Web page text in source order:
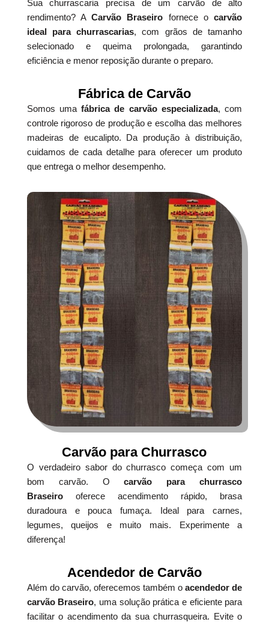
Sua churrascaria precisa de um carvão de alto
rendimento? ACarvão Braseiro fornece ocarvão
ideal para churrascarias, com grãos de tamanho
selecionado e queima prolongada, garantindo
eficiência e menor reposição durante o preparo.
Fábrica de Carvão
Somos umafábrica de carvão especializada, com
controle rigoroso de produção e escolha das melhores
madeiras de eucalipto. Da produção à distribuição,
cuidamos de cada detalhe para oferecer um produto
que entrega o melhor desempenho.
Carvão para Churrasco
O verdadeiro sabor do churrasco começa com um
bom carvão. Ocarvão para churrasco
Braseirooferece acendimento rápido, brasa
duradoura e pouca fumaça. Ideal para carnes,
legumes, queijos e muito mais. Experimente a
diferença!
Acendedor de Carvão
Além do carvão, oferecemos também oacendedor de
carvão Braseiro, uma solução prática e eficiente para
facilitar o acendimento da sua churrasqueira. Evite o